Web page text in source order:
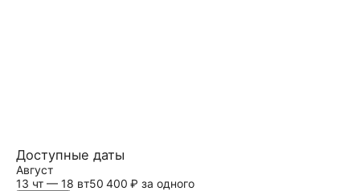
Доступные даты
Август
13 чт — 18 вт50 400 ₽ за одного